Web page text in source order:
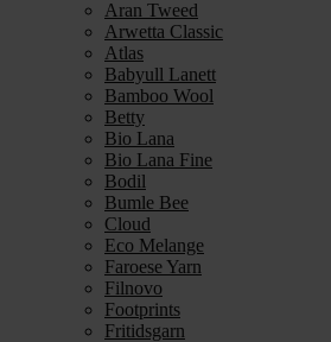
Aran Tweed
Arwetta Classic
Atlas
Babyull Lanett
Bamboo Wool
Betty
Bio Lana
Bio Lana Fine
Bodil
Bumle Bee
Cloud
Eco Melange
Faroese Yarn
Filnovo
Footprints
Fritidsgarn